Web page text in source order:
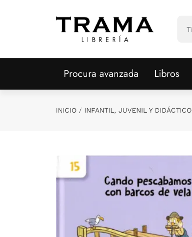
Procura avanzada Libros
INICIO INFANTIL, JUVENIL Y DIDÁCTICO